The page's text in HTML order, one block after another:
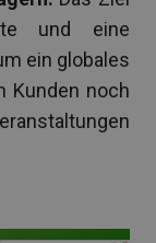
und eine
ein globales
Kunden noch